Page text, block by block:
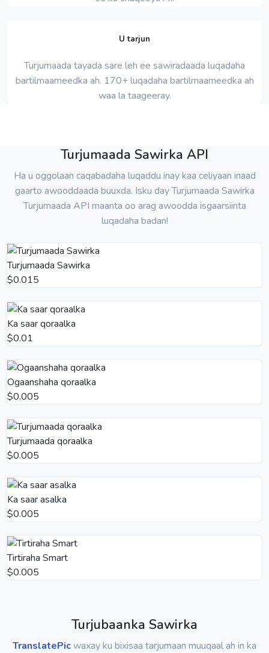
U tarjun
Turjumaada tayada sare leh ee sawiradaada luqadaha
bartilmaameedka ah. 170+ luqadaha bartilmaameedka ah
waa la taageeray.
Turjumaada Sawirka API
Ha u oggolaan caqabadaha luqaddu inay kaa celiyaan inaad
gaarto awooddaada buuxda. Isku day Turjumaada Sawirka
Turjumaada API maanta oo arag awoodda isgaarsiinta
luqadaha badan!
Turjumaada Sawirka
$0.015
Ka saar qoraalka
$0.01
Ogaanshaha qoraalka
$0.005
Turjumaada qoraalka
$0.005
Ka saar asalka
$0.005
Tirtiraha Smart
$0.005
Turjubaanka Sawirka
TranslatePicwaxay ku bixisaa tarjumaan muuqaal ah in ka